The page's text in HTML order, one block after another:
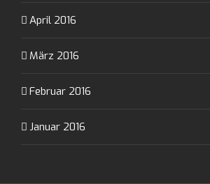
April 2016
März 2016
Februar 2016
Januar 2016